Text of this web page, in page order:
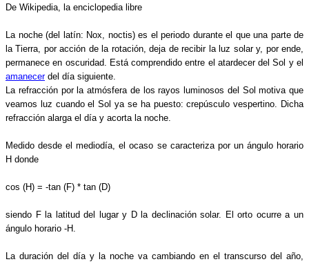
De Wikipedia, la enciclopedia libre
La noche (del latín: Nox, noctis) es el periodo durante el que una parte de
la Tierra, por acción de la rotación, deja de recibir la luz solar y, por ende,
permanece en oscuridad. Está comprendido entre el atardecer del Sol y el
amanecerdel día siguiente.
La refracción por la atmósfera de los rayos luminosos del Sol motiva que
veamos luz cuando el Sol ya se ha puesto: crepúsculo vespertino. Dicha
refracción alarga el día y acorta la noche.
Medido desde el mediodía, el ocaso se caracteriza por un ángulo horario
H donde
cos (H) = -tan (F) * tan (D)
siendo F la latitud del lugar y D la declinación solar. El orto ocurre a un
ángulo horario -H.
La duración del día y la noche va cambiando en el transcurso del año,